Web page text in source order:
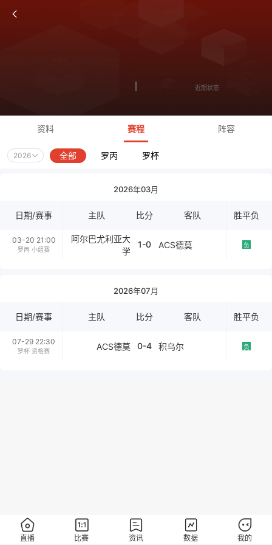
近期状态
资料 赛程 阵容
2026 全部 罗丙 罗杯
2026年03月
日期/赛事 主队 比分 客队 胜平负
03-20 21:00
罗丙 小组赛
阿尔巴尤利亚大
学
1-0 ACS德莫 负
2026年07月
日期/赛事 主队 比分 客队 胜平负
07-29 22:30
罗杯 资格赛 ACS德莫 0-4 积乌尔 负
直播 比赛 资讯 数据 我的